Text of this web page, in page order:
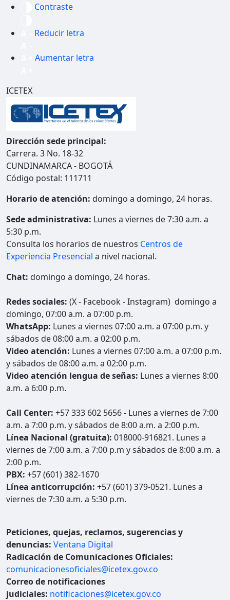
Contraste
Reducir letra
Aumentar letra
ICETEX
Dirección sede principal:
Carrera. 3 No. 18-32
CUNDINAMARCA - BOGOTÁ
Código postal: 111711
Horario de atención: domingo a domingo, 24 horas.
Sede administrativa: Lunes a viernes de 7:30 a.m. a
5:30 p.m.
Consulta los horarios de nuestros Centros de
Experiencia Presencial a nivel nacional.
Chat: domingo a domingo, 24 horas.
Redes sociales: (X - Facebook - Instagram) domingo a
domingo, 07:00 a.m. a 07:00 p.m.
WhatsApp: Lunes a viernes 07:00 a.m. a 07:00 p.m. y
sábados de 08:00 a.m. a 02:00 p.m.
Video atención: Lunes a viernes 07:00 a.m. a 07:00 p.m.
y sábados de 08:00 a.m. a 02:00 p.m.
Video atención lengua de señas: Lunes a viernes 8:00
a.m. a 6:00 p.m.
Call Center: +57 333 602 5656 - Lunes a viernes de 7:00
a.m. a 7:00 p.m. y sábados de 8:00 a.m. a 2:00 p.m.
Línea Nacional (gratuita): 018000-916821. Lunes a
viernes de 7:00 a.m. a 7:00 p.m y sábados de 8:00 a.m. a
2:00 p.m.
PBX: +57 (601) 382-1670
Línea anticorrupción: +57 (601) 379-0521. Lunes a
viernes de 7:30 a.m. a 5:30 p.m.
Peticiones, quejas, reclamos, sugerencias y
denuncias: Ventana Digital
Radicación de Comunicaciones Oficiales:
comunicacionesoficiales@icetex.gov.co
Correo de notificaciones
judiciales: notificaciones@icetex.gov.co